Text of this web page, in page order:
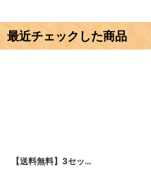
最近チェックした商品
【送料無料】3セット 額縁 150角 (額縁外寸約180ｍｍ×180ｍｍ、内寸約149ｍｍ×149ｍｍ) 正方形 樹脂製フレーム ましかく スクエア 四角 枠 額